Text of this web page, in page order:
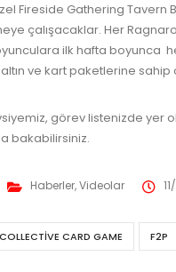
Fireside Gathering Tavern
çalışacaklar. Her
ilk hafta boyunca
ve kart paketlerine sahip
görev listenizde yer
bakabilirsiniz.
Haberler,Videolar
COLLECTIVE CARD GAME F2P